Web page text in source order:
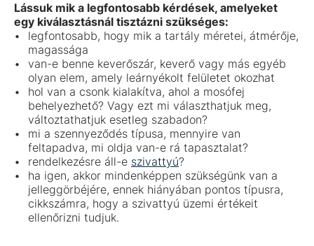
Lássuk mik a legfontosabb kérdések, amelyeket
egy kiválasztásnál tisztázni szükséges:
legfontosabb, hogy mik a tartály méretei, átmérője,
magassága
van-e benne keverőszár, keverő vagy más egyéb
olyan elem, amely leárnyékolt felületet okozhat
hol van a csonk kialakítva, ahol a mosófej
behelyezhető? Vagy ezt mi választhatjuk meg,
változtathatjuk esetleg szabadon?
mi a szennyeződés típusa, mennyire van
feltapadva, mi oldja van-e rá tapasztalat?
rendelkezésre áll-e szivattyú?
ha igen, akkor mindenképpen szükségünk van a
jelleggörbéjére, ennek hiányában pontos típusra,
cikkszámra, hogy a szivattyú üzemi értékeit
ellenőrizni tudjuk.